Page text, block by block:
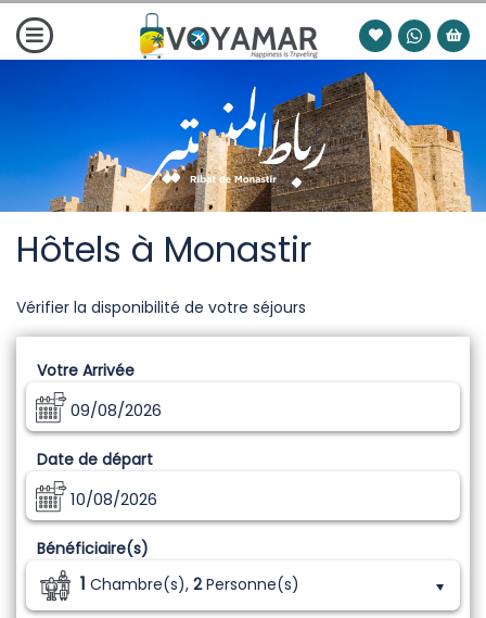
Hôtels à Monastir
Vérifier la disponibilité de votre séjours
Votre Arrivée
09/08/2026
Date de départ
10/08/2026
Bénéficiaire(s)
1 Chambre(s), 2Personne(s)